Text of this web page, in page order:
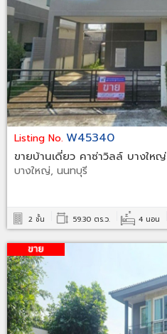
Listing No. W45340
ขายบ้านเดี่ยว คาซ่าวิลล์ บางใหญ่
บางใหญ่, นนทบุรี
2 ชั้น 59.30 ตร.ว. 4 นอน